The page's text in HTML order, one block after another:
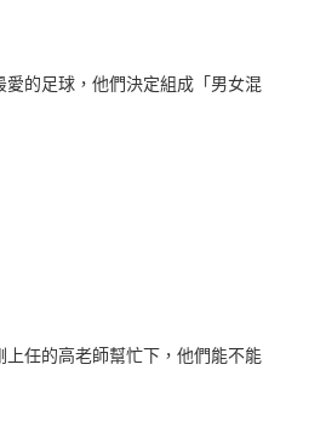
的足球，他們決定組成「男女混
任的高老師幫忙下，他們能不能